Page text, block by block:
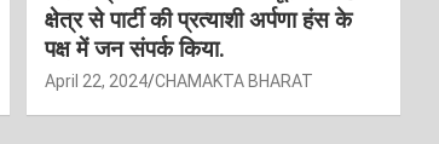
क्षेत्र से पार्टी की प्रत्याशी अर्पणा हंस के
पक्ष में जन संपर्क किया.
April 22, 2024 CHAMAKTA BHARAT